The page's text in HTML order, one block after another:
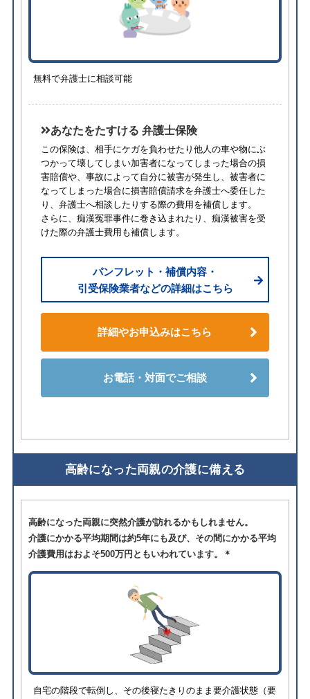
無料で弁護士に相談可能
あなたをたすける 弁護士保険
この保険は、相手にケガを負わせたり他人の車や物にぶ
つかって壊してしまい加害者になってしまった場合の損
害賠償や、事故によって自分に被害が発生し、被害者に
なってしまった場合に損害賠償請求を弁護士へ委任した
り、弁護士へ相談したりする際の費用を補償します。
さらに、痴漢冤罪事件に巻き込まれたり、痴漢被害を受
けた際の弁護士費用も補償します。
パンフレット・補償内容・
引受保険業者などの詳細はこちら
詳細やお申込みはこちら
お電話・対面でご相談
高齢になった両親の介護に備える
高齢になった両親に突然介護が訪れるかもしれません。
介護にかかる平均期間は約5年にも及び、その間にかかる平均
介護費用はおよそ500万円ともいわれています。＊
自宅の階段で転倒し、その後寝たきりのまま要介護状態（要